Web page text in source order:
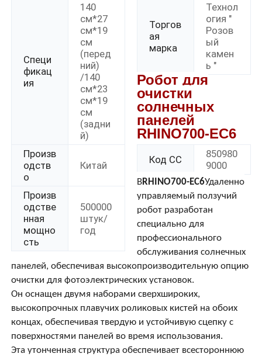
Главная страница
Продукция
Наша фабрика
контроль качества
контактные данные
Новости
Все случаи
Отправить запрос
Специ
фикац
ия
140
см*27
см*19
см
(перед
ний)
/140
см*23
см*19
см
(задни
й)
Торгов
ая
марка
Технол
огия "
Розов
ый
камен
ь "
Произв
одств
о
Китай Код СС
850980
9000
Произв
одстве
нная
мощно
сть
500000
штук/
год
Робот для
очистки
солнечных
панелей
RHINO700-EC6
ВRHINO700-EC6Удаленно
управляемый ползучий
робот разработан
специально для
профессионального
обслуживания солнечных
панелей, обеспечивая высокопроизводительную опцию
очистки для фотоэлектрических установок.
Он оснащен двумя наборами сверхшироких,
высокопрочных плавучих роликовых кистей на обоих
концах, обеспечивая твердую и устойчивую сцепку с
поверхностями панелей во время использования.
Эта утонченная структура обеспечивает всестороннюю